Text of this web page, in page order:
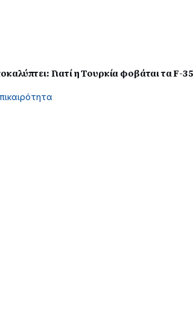
Γιατί η Τουρκία φοβάται τα F-